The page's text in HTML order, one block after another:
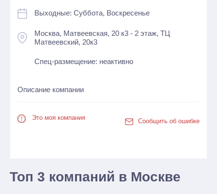
Выходные: Суббота, Воскресенье
Москва, Матвеевская, 20 к3 - 2 этаж, ТЦ
Матвеевский, 20к3
Спец-размещение: неактивно
Описание компании
Это моя компания Сообщить об ошибке
Топ 3 компаний в Москве